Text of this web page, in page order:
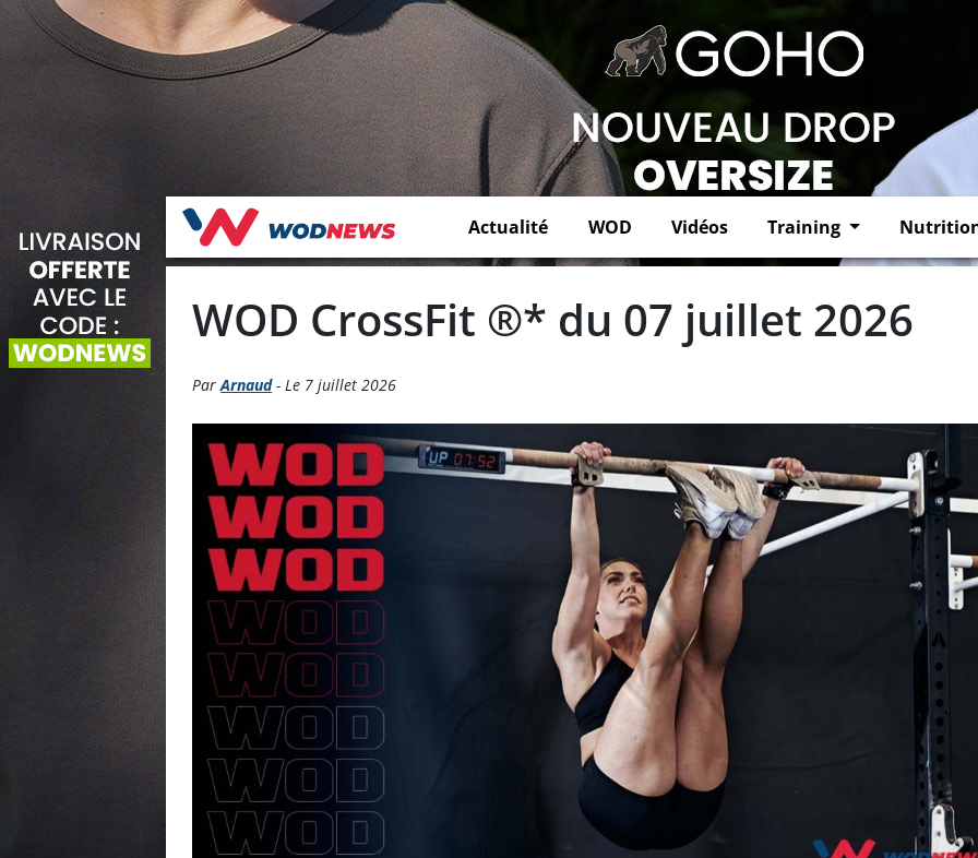
Actualité WOD Vidéos Training
WOD CrossFit ®* du 07 juillet 2026
ParArnaud- Le 7 juillet 2026